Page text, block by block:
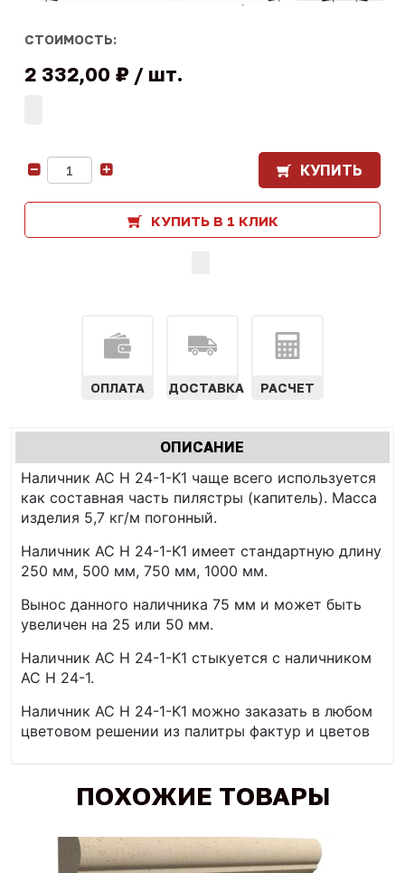
СТОИМОСТЬ:
2 332,00 ₽ шт.
КУПИТЬ
КУПИТЬ В 1 КЛИК
ОПЛАТА ДОСТАВКА РАСЧЕТ
Характеристики
табы
ОПИСАНИЕ
ВКЛАДКА)
Наличник AC Н 24-1-K1 чаще всего используется
как составная часть пилястры (капитель). Масса
изделия 5,7 кг/м погонный.
Наличник AC Н 24-1-K1 имеет стандартную длину
250 мм, 500 мм, 750 мм, 1000 мм.
Вынос данного наличника 75 мм и может быть
увеличен на 25 или 50 мм.
Наличник AC Н 24-1-K1 стыкуется с наличником
AC Н 24-1.
Наличник AC Н 24-1-K1 можно заказать в любом
цветовом решении из палитры фактур и цветов
ПОХОЖИЕ ТОВАРЫ